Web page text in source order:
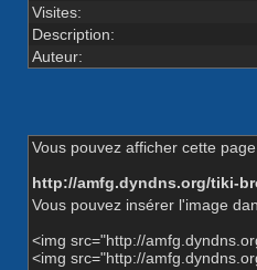
Visites:
Description:
Auteur:
Vous pouvez afficher cette
http://amfg.dyndns.org/tiki-
Vous pouvez insérer l'image
<img src="http://
<img src="http://